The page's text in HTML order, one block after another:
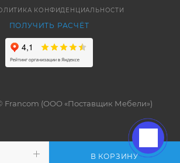
В КОРЗИНУ
КОНФИДЕНЦИАЛЬНОСТИ
ПОЛУЧИТЬ РАСЧЁТ
Francom (ООО «Поставщик Мебели»)